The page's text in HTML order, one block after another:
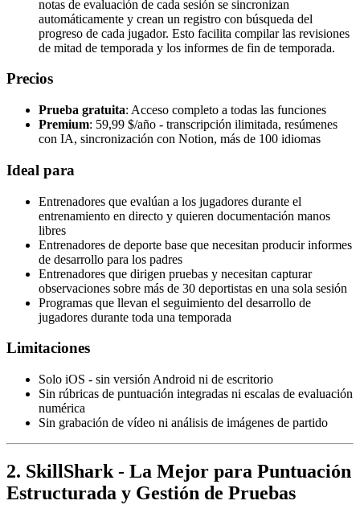
notas de evaluación de cada sesión se sincronizan
automáticamente y crean un registro con búsqueda del
progreso de cada jugador. Esto facilita compilar las revisiones
de mitad de temporada y los informes de fin de temporada.
Precios
Prueba gratuita: Acceso completo a todas las funciones
Premium: 59,99 $/año - transcripción ilimitada, resúmenes
con IA, sincronización con Notion, más de 100 idiomas
Ideal para
Entrenadores que evalúan a los jugadores durante el
entrenamiento en directo y quieren documentación manos
libres
Entrenadores de deporte base que necesitan producir informes
de desarrollo para los padres
Entrenadores que dirigen pruebas y necesitan capturar
observaciones sobre más de 30 deportistas en una sola sesión
Programas que llevan el seguimiento del desarrollo de
jugadores durante toda una temporada
Limitaciones
Solo iOS - sin versión Android ni de escritorio
Sin rúbricas de puntuación integradas ni escalas de evaluación
numérica
Sin grabación de vídeo ni análisis de imágenes de partido
2. SkillShark - La Mejor para Puntuación
Estructurada y Gestión de Pruebas